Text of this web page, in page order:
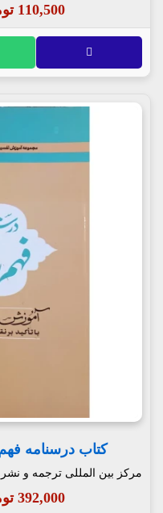
110,500 تومان
کتاب درسنامه
مرکز بین المللی ترجمه و نشر
392,000 تومان